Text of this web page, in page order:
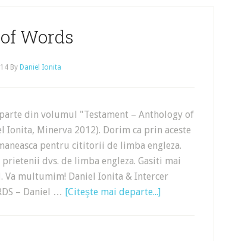
Words
By Daniel Ionita
din volumul "Testament – Anthology of
Ionita, Minerva 2012). Dorim ca prin aceste
pentru cititorii de limba engleza.
dvs. de limba engleza. Gasiti mai
multumim! Daniel Ionita & Intercer
– Daniel … [Citeşte mai departe...]